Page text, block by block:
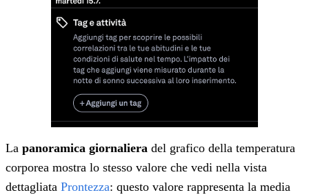
La panoramica giornaliera del grafico della temperatura
corporea mostra lo stesso valore che vedi nella vista
dettagliata Prontezza: questo valore rappresenta la media